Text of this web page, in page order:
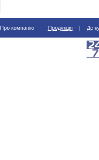
Про компанію | Продукція | Де